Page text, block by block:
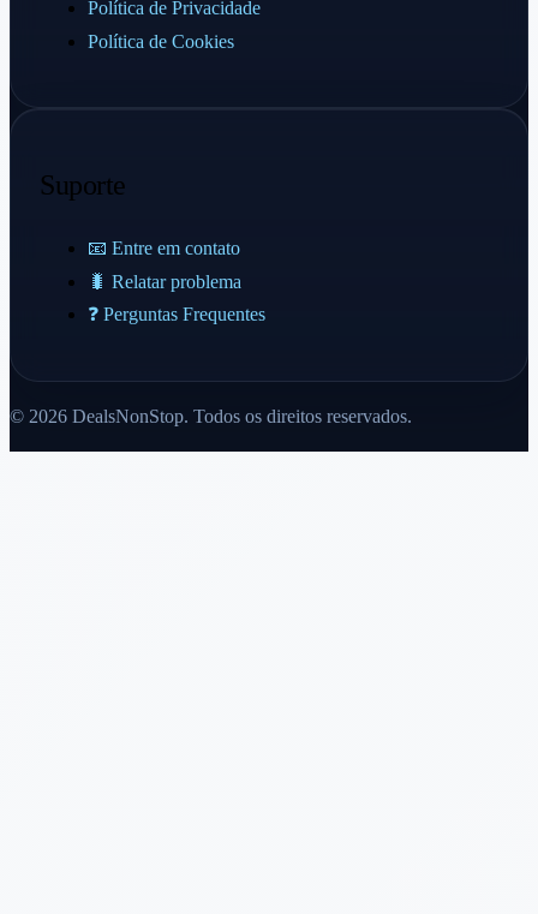
Política de Privacidade
Política de Cookies
Suporte
📧 Entre em contato
🐛 Relatar problema
❓ Perguntas Frequentes
© 2026 DealsNonStop. Todos os direitos reservados.